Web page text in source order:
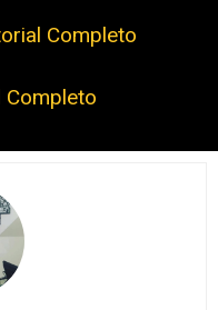
Completo
Completo